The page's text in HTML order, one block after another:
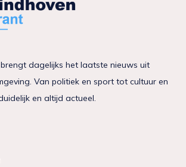
dagelijks het laatste nieuws uit
Van politiek en sport tot cultuur en
en altijd actueel.